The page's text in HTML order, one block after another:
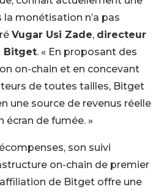
monétisation n’a pas
Vugar Usi Zade, directeur
Bitget. « En proposant des
on-chain et en concevant
de toutes tailles, Bitget
une source de revenus réelle
écran de fumée. »
son suivi
on-chain de premier
de Bitget offre une